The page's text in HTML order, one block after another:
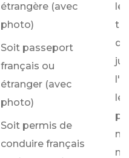
étrangère (avec
photo)
Soit passeport
français ou
étranger (avec
photo)
Soit permis de
conduire français